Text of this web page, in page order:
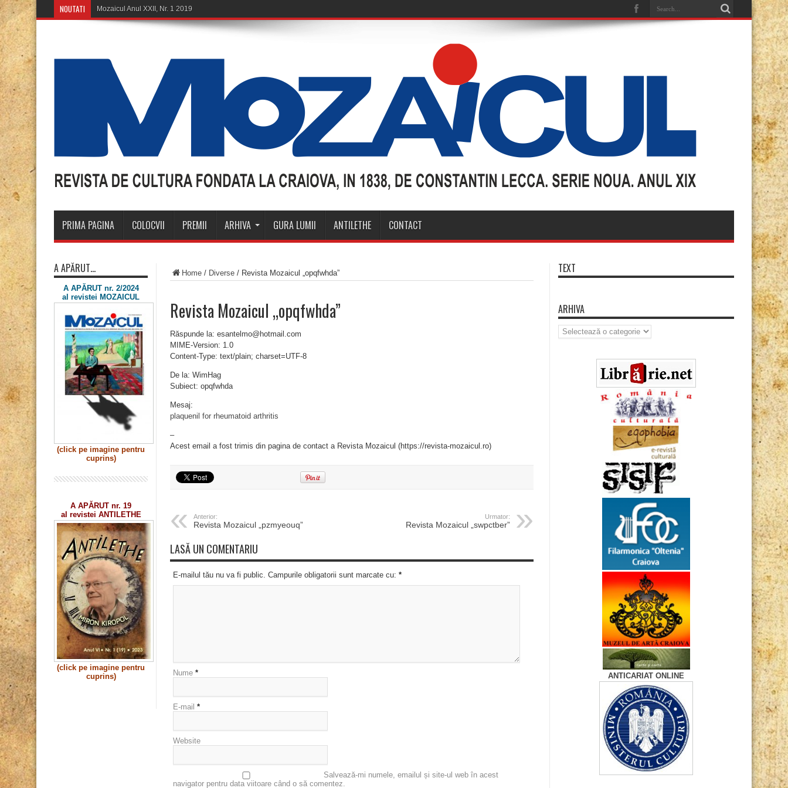
NOUTATI Mozaicul Anul XXII, Nr. 1 2019
PRIMA PAGINA COLOCVII PREMII ARHIVA GURA LUMII ANTILETHE CONTACT
Home / Diverse / Revista Mozaicul „opqfwhda”
Revista Mozaicul „opqfwhda”
Răspunde la: esantelmo@hotmail.com
MIME-Version: 1.0
Content-Type: text/plain; charset=UTF-8
De la: WimHag
Subiect: opqfwhda
Mesaj:
plaquenil for rheumatoid arthritis
–
Acest email a fost trimis din pagina de contact a Revista Mozaicul (https://revista-mozaicul.ro)
Anterior:
Revista Mozaicul „pzmyeouq”
Urmator:
Revista Mozaicul „swpctber”
LASĂ UN COMENTARIU
E-mailul tău nu va fi public. Campurile obligatorii sunt marcate cu: *
Nume *
E-mail *
Website
Salvează-mi numele, emailul și site-ul web în acest
navigator pentru data viitoare când o să comentez.
A APĂRUT…
A APĂRUT nr. 2/2024
al revistei MOZAICUL
(click pe imagine pentru
cuprins)
A APĂRUT nr. 19
al revistei ANTILETHE
(click pe imagine pentru
cuprins)
TEXT
ARHIVA
Arhiva
ANTICARIAT ONLINE